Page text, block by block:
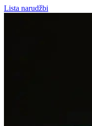
Lista narudžbi